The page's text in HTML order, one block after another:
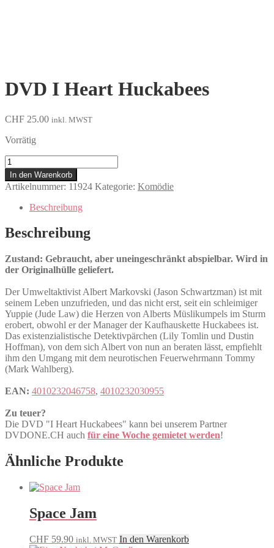
DVD I Heart Huckabees
CHF 25.00 inkl. MWST
Vorrätig
Heart
Huckabees
Menge
In den Warenkorb
Artikelnummer: 11924 Kategorie: Komödie
Beschreibung
Beschreibung
Zustand: Gebraucht, aber uneingeschränkt abspielbar. Wird in
der Originalhülle geliefert.
Der Umweltaktivist Albert Markovski (Jason Schwartzman) ist mit
seinem Leben unzufrieden, und das nicht erst, seit ein schleimiger
Yuppie (Jude Law) die Herzen von Alberts Müslikumpels im Sturm
erobert, obwohl er der Manager der Kaufhauskette Huckabees ist.
Das existenzialistische Detektivpärchen (Lily Tomlin und Dustin
Hoffman), von dem sich Albert von nun an beraten lässt, empfiehlt
ihm den Umgang mit dem neurotischen Feuerwehrmann Tommy
(Mark Wahlberg).
EAN: 4010232046758, 4010232030955
Zu teuer?
Die DVD "I Heart Huckabees" kann bei unserem Partner
DVDONE.CH auch für eine Woche gemietet werden!
Ähnliche Produkte
Space Jam
CHF 59.90 inkl. MWST In den Warenkorb